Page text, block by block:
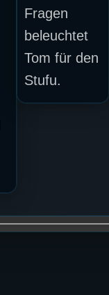
Fragen
beleuchtet
Tom für den
Stufu.